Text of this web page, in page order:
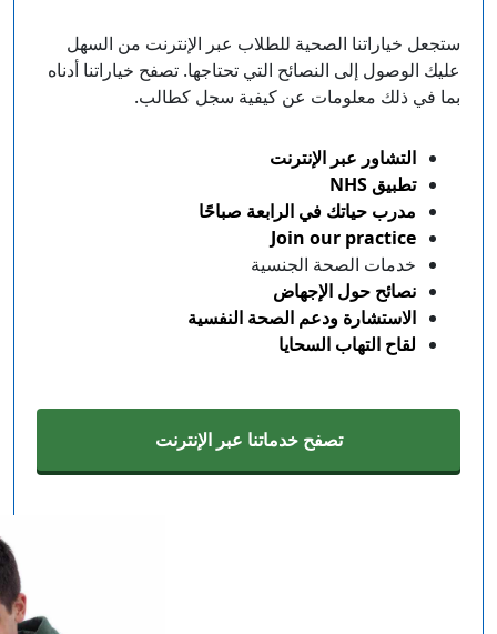
ستجعل خياراتنا الصحية للطلاب عبر الإنترنت من السهل
عليك الوصول إلى النصائح التي تحتاجها. تصفح خياراتنا أدناه
بما في ذلك معلومات عن كيفية سجل كطالب.
التشاور عبر الإنترنت
تطبيق NHS
مدرب حياتك في الرابعة صباحًا
Join our practice
خدمات الصحة الجنسية
نصائح حول الإجهاض
الاستشارة ودعم الصحة النفسية
لقاح التهاب السحايا
تصفح خدماتنا عبر الإنترنت